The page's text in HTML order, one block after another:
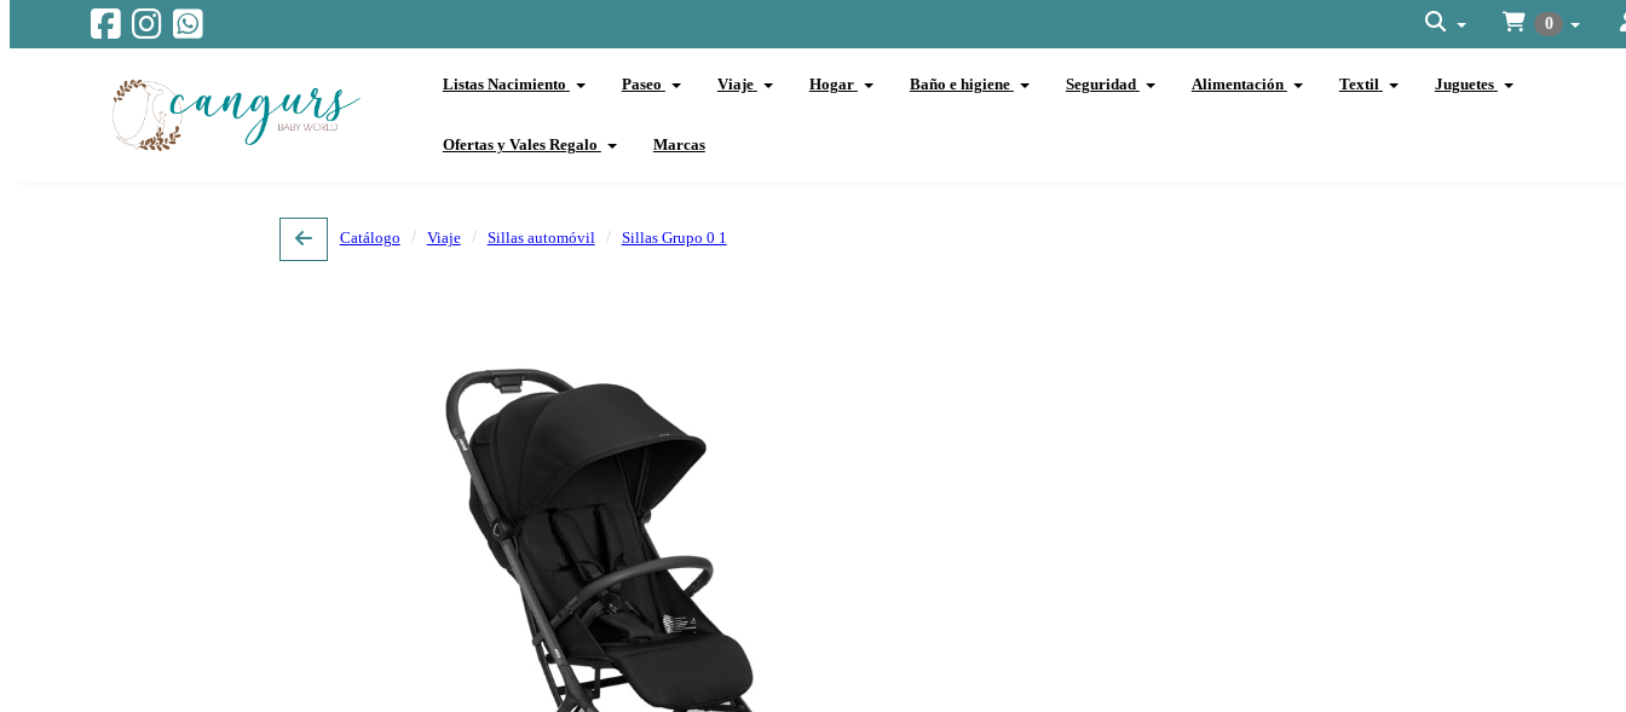
0
Listas Nacimiento Paseo Viaje Hogar Baño e higiene Seguridad Alimentación Textil Juguetes
Ofertas y Vales Regalo Marcas
Catálogo Viaje Sillas automóvil Sillas Grupo 0 1